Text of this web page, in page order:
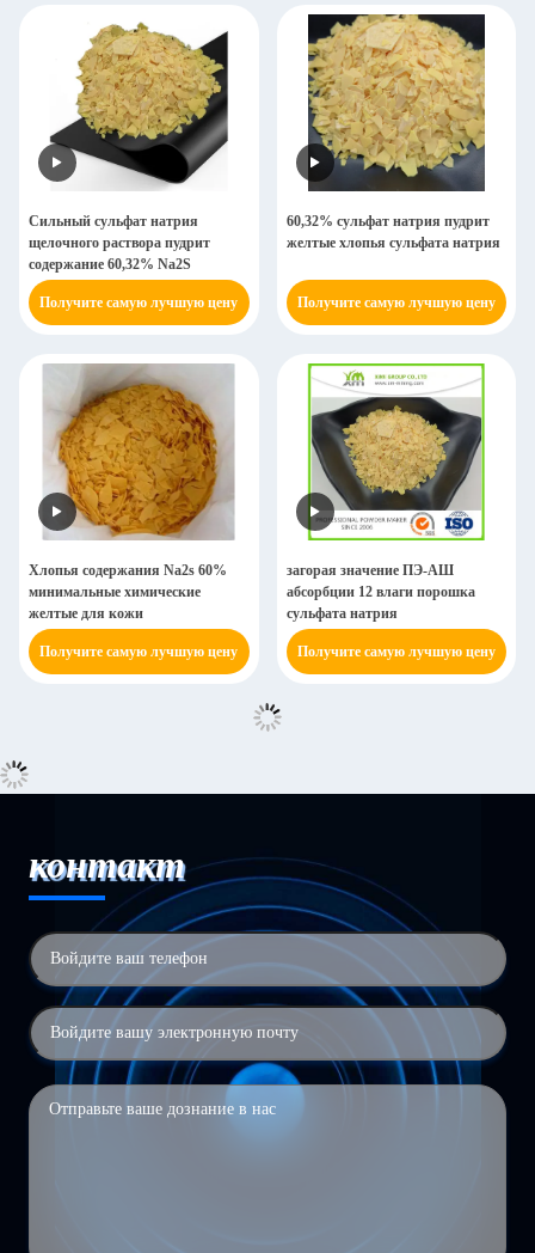
Сильный сульфат натрия
щелочного раствора пудрит
содержание 60,32% Na2S
Получите самую лучшую цену
60,32% сульфат натрия пудрит
желтые хлопья сульфата натрия
Получите самую лучшую цену
Хлопья содержания Na2s 60%
минимальные химические
желтые для кожи
Получите самую лучшую цену
загорая значение ПЭ-АШ
абсорбции 12 влаги порошка
сульфата натрия
Получите самую лучшую цену
контакт